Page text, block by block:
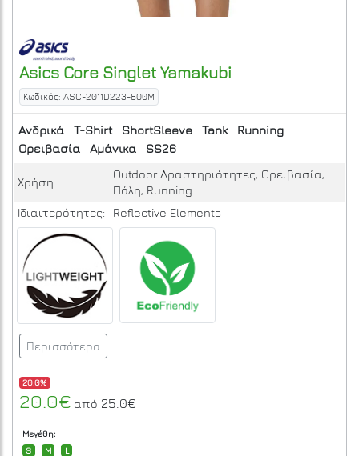
Asics Core Singlet Yamakubi
Κωδικός: ASC-2011D223-800M
Ανδρικά T-Shirt ShortSleeve Tank
Running
Ορειβασία
Αμάνικα SS26
Χρήση:
Outdoor Δραστηριότητες, Ορειβασία,
Πόλη, Running
Ιδιαιτερότητες:
Reflective Elements
Περισσότερα
20.0%
20.0€ από 25.0€
Μεγέθη:
S
M L